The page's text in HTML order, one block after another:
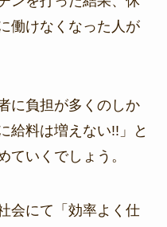
働けなくなった人が
に負担が多くのしか
給料は増えない!!」と
ていくでしょう。
会にて「効率よく仕